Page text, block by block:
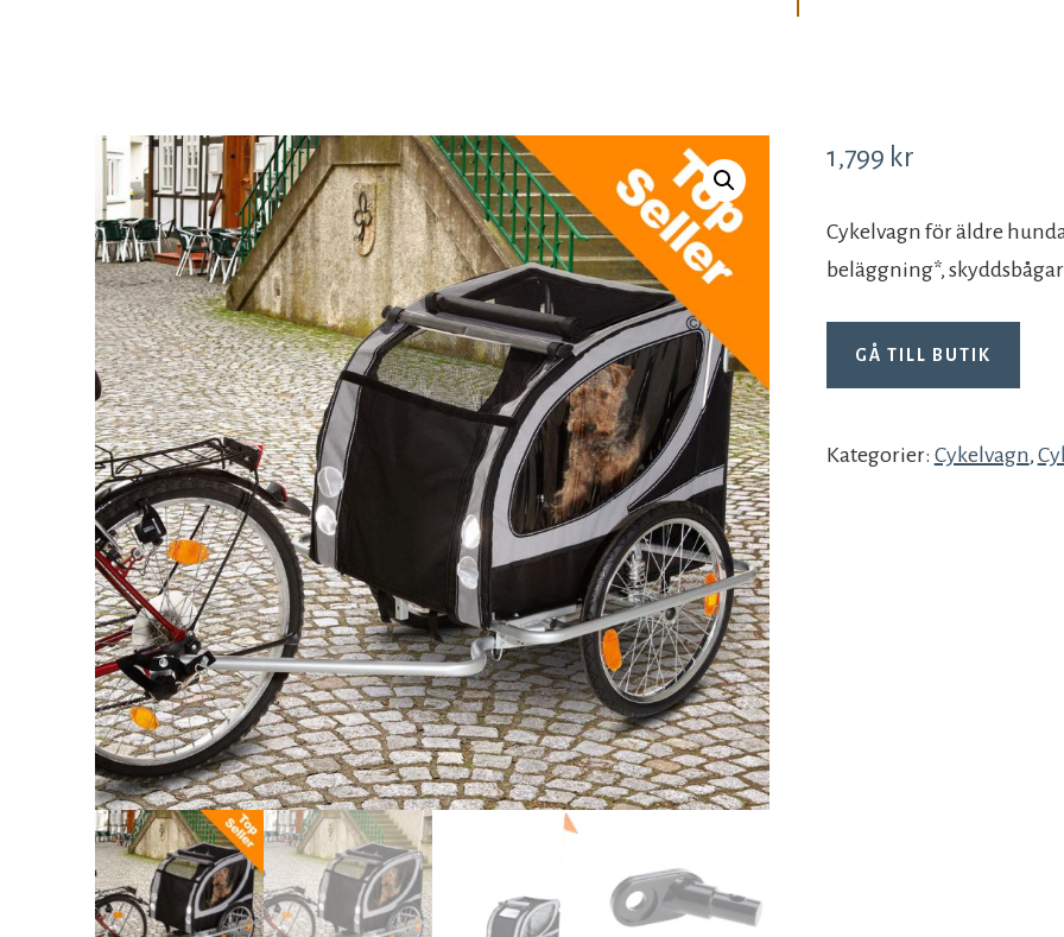
1,799 kr
Cykelvagn för äldre
beläggning*,
GÅ TILL BUTIK
Kategorier: Cykelvagn,